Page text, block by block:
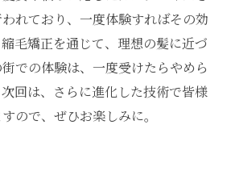
れており、一度体験すればその効
毛矯正を通じて、理想の髪に近づ
での体験は、一度受けたらやめら
回は、さらに進化した技術で皆様
ので、ぜひお楽しみに。